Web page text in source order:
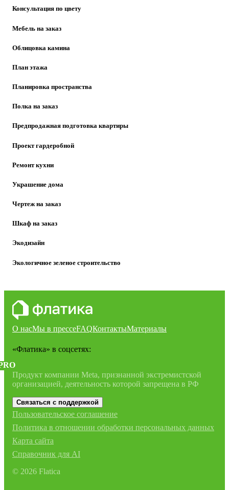
Консультация по цвету
Мебель на заказ
Облицовка камина
План этажа
Планировка пространства
Полка на заказ
Предпродажная подготовка квартиры
Проект гардеробной
Ремонт кухни
Украшение дома
Чертеж на заказ
Шкаф на заказ
Экодизайн
Экологичное зеленое строительство
О насМы в прессеFAQКонтактыМатериалы
«Флатика» в соцсетях:
Продукт компании Meta, признанной экстремистской
организацией, деятельность которой запрещена в РФ
Связаться с поддержкой
Пользовательское соглашение
Политика в отношении обработки персональных данных
Карта сайта
Справочник для AI
© 2026 Flatica